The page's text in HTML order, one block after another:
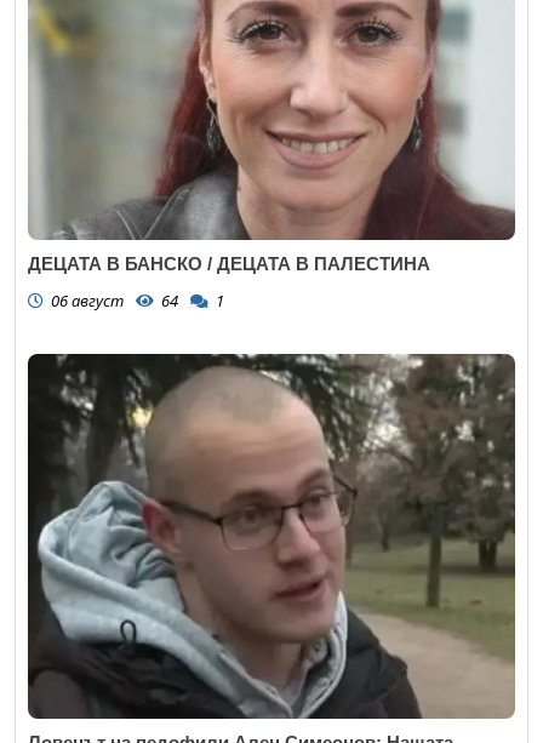
ДЕЦАТА В БАНСКО / ДЕЦАТА В ПАЛЕСТИНА
06 август 64 1